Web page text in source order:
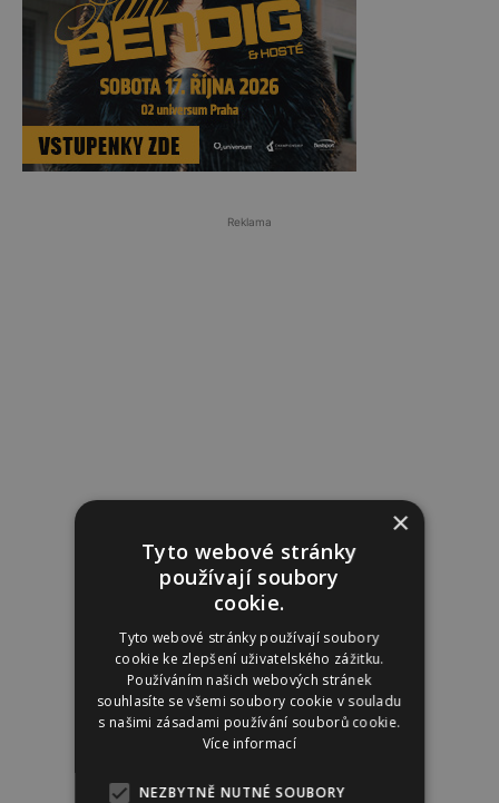
Reklama
×
Tyto webové stránky
používají soubory
cookie.
Tyto webové stránky používají soubory
cookie ke zlepšení uživatelského zážitku.
Používáním našich webových stránek
souhlasíte se všemi soubory cookie v souladu
s našimi zásadami používání souborů cookie.
Více informací
NEZBYTNĚ NUTNÉ SOUBORY